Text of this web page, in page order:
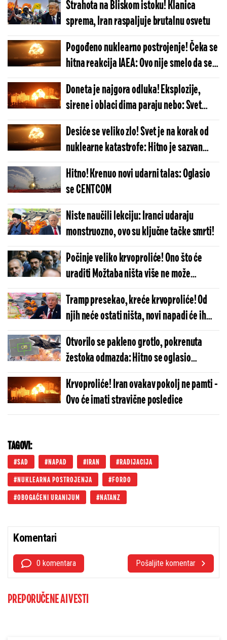
Strahota na Bliskom istoku! Klanica
sprema, Iran raspaljuje brutalnu osvetu
Pogođeno nuklearno postrojenje! Čeka se
hitna reakcija IAEA: Ovo nije smelo da se
desi
Doneta je najgora odluka! Eksplozije,
sirene i oblaci dima paraju nebo: Svet
definitivno ide u propast, spremite se za
totalnu katastrofu
Desiće se veliko zlo! Svet je na korak od
nuklearne katastrofe: Hitno je sazvan
sastanak, neće se dobro završiti
Hitno! Krenuo novi udarni talas: Oglasio
se CENTCOM
Niste naučili lekciju: Iranci udaraju
monstruozno, ovo su ključne tačke smrti!
Počinje veliko krvoproliće! Ono što će
uraditi Možtaba ništa više ne može
zaustaviti: Amerika će ovo dugo pamtiti
Tramp presekao, kreće krvoproliće! Od
njih neće ostati ništa, novi napadi će ih
razoriti?
Otvorilo se pakleno grotlo, pokrenuta
žestoka odmazda: Hitno se oglasio
CENTCOM!
Krvoproliće! Iran ovakav pokolj ne pamti -
Ovo će imati stravične posledice
TAGOVI:
SAD NAPAD IRAN RADIJACIJA
NUKLEARNA POSTROJENJA FORDO
OBOGAĆENI URANIJUM NATANZ
Komentari
0 komentara Pošaljite komentar
PREPORUČENE AI VESTI